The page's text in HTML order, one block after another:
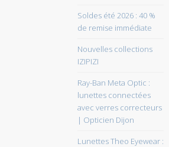
Soldes été 2026 : 40 %
de remise immédiate
Nouvelles collections
IZIPIZI
Ray-Ban Meta Optic :
lunettes connectées
avec verres correcteurs
| Opticien Dijon
Lunettes Theo Eyewear :